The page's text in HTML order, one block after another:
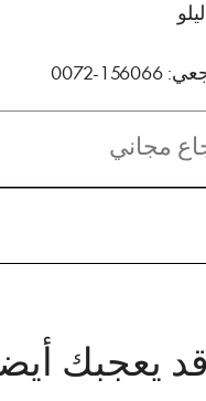
0072
مجاني
قد يعجبك